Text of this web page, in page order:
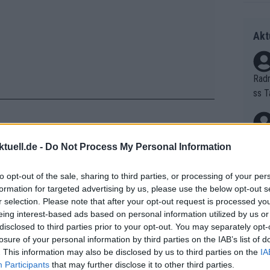
- Do Not Process My Personal Information
opt-out of the sale, sharing to third parties, or processing of your
for targeted advertising by us, please use the below opt-out
selection. Please note that after your opt-out request is processed
interest-based ads based on personal information utilized by us
to third parties prior to your opt-out. You may separately
of your personal information by third parties on the IAB’s list of
This information may also be disclosed by us to third parties on the
Participants that may further disclose it to other third parties.
er den entscheidenden Move
Montjuïc-Rundkurs das Finale
sie es gemacht haben“, sagte er.
Sieg für UAE. Ich konnte es aus
50 Metern Entfernung. Das ist
ss
as
Auf
V?